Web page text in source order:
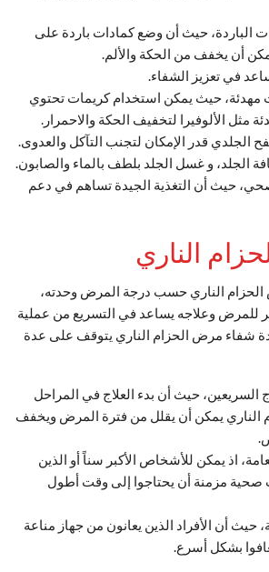
الباردة، حيث أن وضع كمادات باردة على
أن يخفف من الحكة والألم.
في تعزيز الشفاء.
مهدئة، حيث يمكن استخدام كريمات تحتوي
مثل الألوفيرا لتخفيف الحكة والاحمرار.
قدر الإمكان لتجنب التآكل والعدوى.
الجلد، و غسل الجلد بلطف بالماء والصابون.
حيث أن التغذية الجيدة تساهم في دعم
الناري
الناري حسب درجة المرض وحدته،
للمرض وعلاجه يساعد في التسريع من عملية
شفاء مرض الحزام الناري يتوقف على عدة
السريعين، حيث أن بدء العلاج في المراحل
الناري يمكن أن يقلل من فترة المرض ويخفف
اذ يمكن للأشخاص الأكبر سناً أو الذين
صحية مزمنة أن يحتاجوا إلى وقت أطول
حيث أن الأفراد الذين يعانون من جهاز مناعة
بشكل أسرع.